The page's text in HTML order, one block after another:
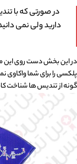
در صورتی که با
دارید ولی نمی
در این بخش دست روی این
پلکسی را برای شما واکاوی
گونه از تندیس ها شناخت